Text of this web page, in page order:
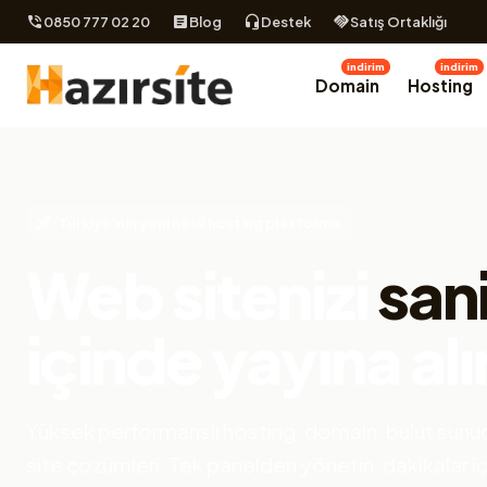
0850 777 02 20 Blog Destek Satış Ortaklığı
Domain
indirim
Hosting
indirim
içinde yayına